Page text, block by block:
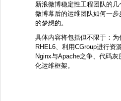
新浪微博稳定性工程团队的
微博幕后的运维团队如何一步
的梦想的。
具体内容将包括但不限于：为
RHEL6、利用CGroup进行资
Nginx与Apache之争、代码灰
化运维框架。